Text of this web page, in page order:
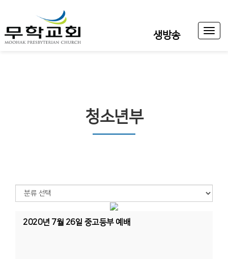
생방송
Toggle
청소년부
2020년 7월 26일 중고등부 예배